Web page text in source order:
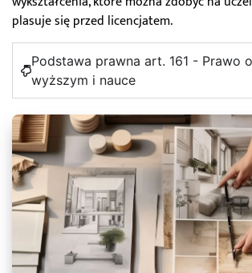
plasuje się przed licencjatem.
Podstawa prawna art. 161 - Prawo
wyższym i nauce